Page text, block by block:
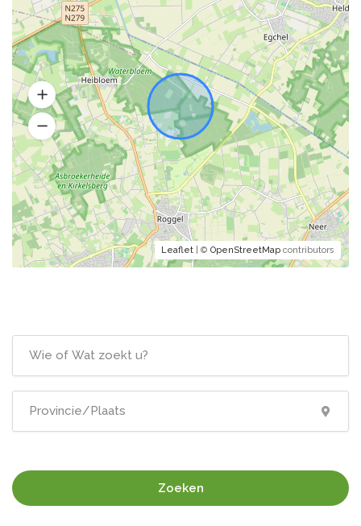
Leaflet | © OpenStreetMap contributors
Zoeken